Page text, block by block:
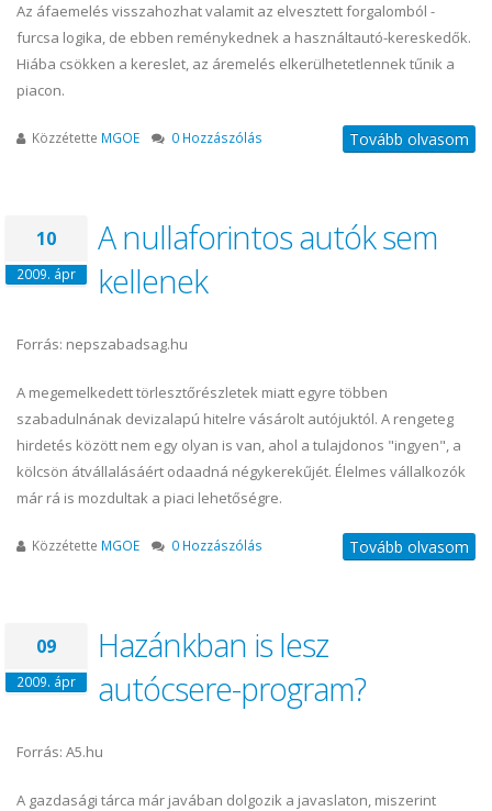
Az áfaemelés visszahozhat valamit az elvesztett forgalomból -
furcsa logika, de ebben reménykednek a használtautó-kereskedők.
Hiába csökken a kereslet, az áremelés elkerülhetetlennek tűnik a
piacon.
Közzétette MGOE 0 Hozzászólás Tovább olvasom
10
2009. ápr
A nullaforintos autók sem
kellenek
Forrás: nepszabadsag.hu
A megemelkedett törlesztőrészletek miatt egyre többen
szabadulnának devizalapú hitelre vásárolt autójuktól. A rengeteg
hirdetés között nem egy olyan is van, ahol a tulajdonos "ingyen", a
kölcsön átvállalásáért odaadná négykerekűjét. Élelmes vállalkozók
már rá is mozdultak a piaci lehetőségre.
Közzétette MGOE 0 Hozzászólás Tovább olvasom
09
2009. ápr
Hazánkban is lesz
autócsere-program?
Forrás: A5.hu
A gazdasági tárca már javában dolgozik a javaslaton, miszerint